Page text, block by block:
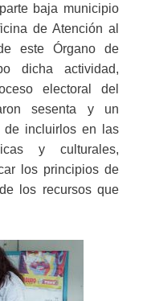
baja municipio
de Atención al
este Órgano de
dicha actividad,
electoral del
sesenta y un
de incluirlos en las
y culturales,
los principios de
los recursos que